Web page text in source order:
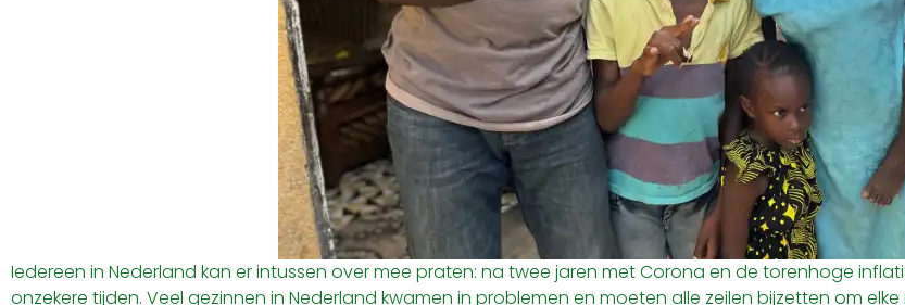
Iedereen in Nederland kan er intussen over mee praten: na twee jaren met Corona en de torenhoge
onzekere tijden. Veel gezinnen in Nederland kwamen in problemen en moeten alle zeilen bijzetten om